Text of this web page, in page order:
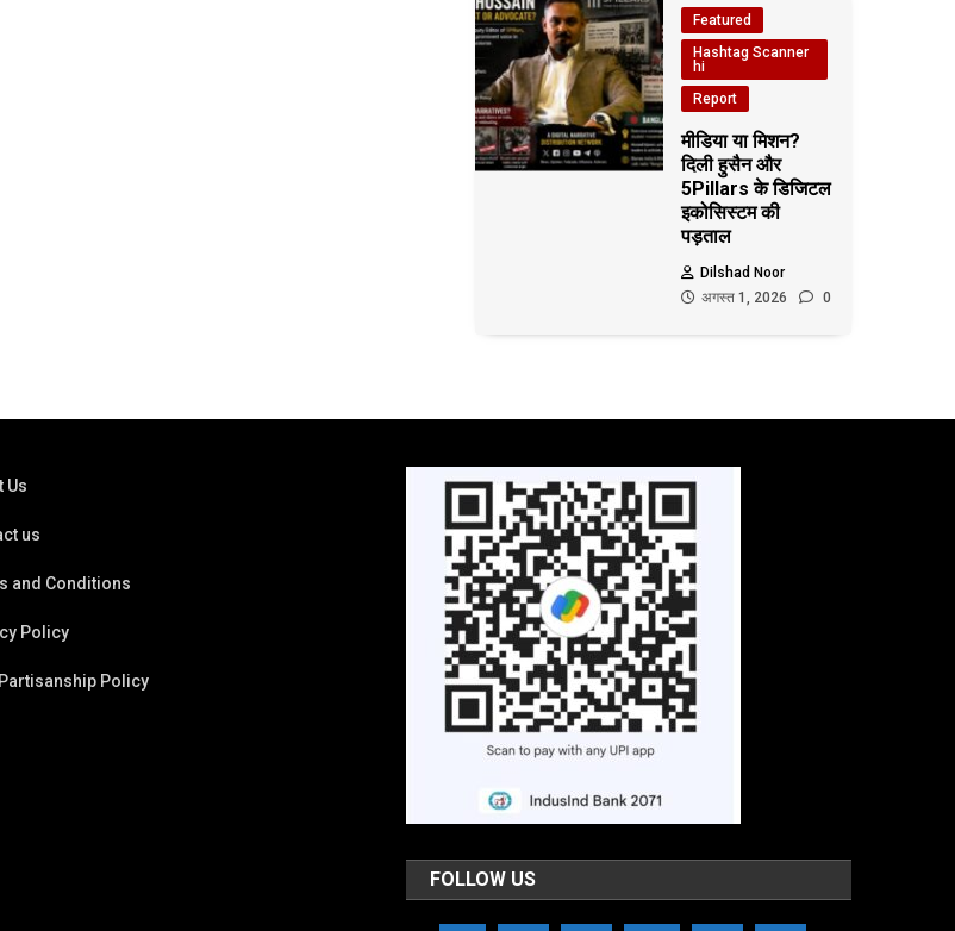
Featured
Hashtag Scanner
hi
Report
मीडिया या मिशन?
दिली हुसैन और
5Pillars के डिजिटल
इकोसिस्टम की
पड़ताल
Dilshad Noor
अगस्त 1, 2026
0
Us
us
and Conditions
Policy
Policy
FOLLOW US